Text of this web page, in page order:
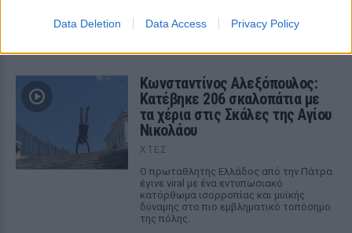
Data Deletion Data Access Privacy Policy
παραλία Αγράρι, με την κάμερα του Mykonos Live TV να την
καταγράφει
Κωνσταντίνος Αλεξόπουλος:
Κατέβηκε 206 σκαλοπάτια με
τα χέρια στις Σκάλες της Αγίου
Νικολάου
ΧΤΕΣ
Ο πρωταθλητής Ελλάδος από την Πάτρα
έγινε viral με ένα εντυπωσιακό
κατόρθωμα ισορροπίας και μυϊκής
δύναμης στο πιο εμβληματικό τοπόσημο
της πόλης.